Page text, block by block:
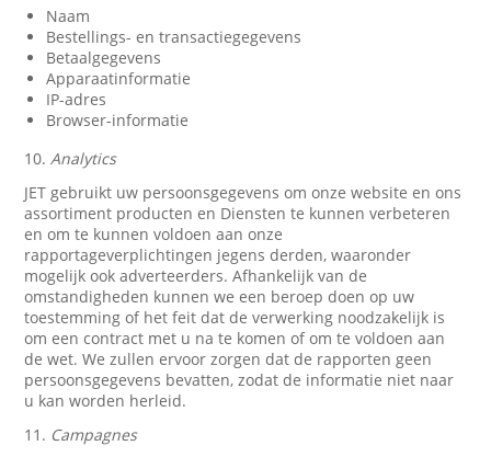
Naam
Bestellings- en transactiegegevens
Betaalgegevens
Apparaatinformatie
IP-adres
Browser-informatie
10.Analytics
JET gebruikt uw persoonsgegevens om onze website en ons
assortiment producten en Diensten te kunnen verbeteren
en om te kunnen voldoen aan onze
rapportageverplichtingen jegens derden, waaronder
mogelijk ook adverteerders. Afhankelijk van de
omstandigheden kunnen we een beroep doen op uw
toestemming of het feit dat de verwerking noodzakelijk is
om een contract met u na te komen of om te voldoen aan
de wet. We zullen ervoor zorgen dat de rapporten geen
persoonsgegevens bevatten, zodat de informatie niet naar
u kan worden herleid.
11. Campagnes